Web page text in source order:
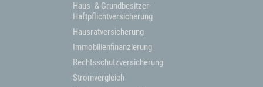
Haus- & Grundbesitzer-
Haftpflichtversicherung
Hausratversicherung
Immobilienfinanzierung
Rechtsschutzversicherung
Stromvergleich